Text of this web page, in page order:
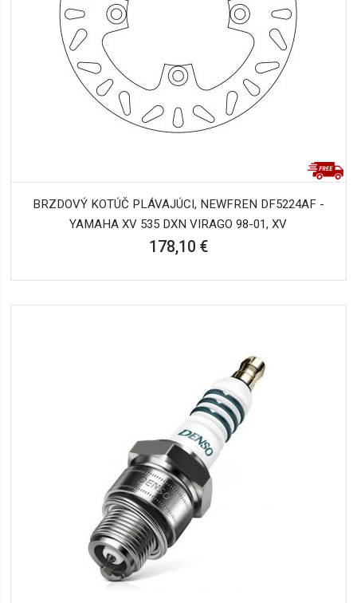
BRZDOVÝ KOTÚČ PLÁVAJÚCI, NEWFREN DF5224AF -
YAMAHA XV 535 DXN VIRAGO 98-01, XV
178,10 €